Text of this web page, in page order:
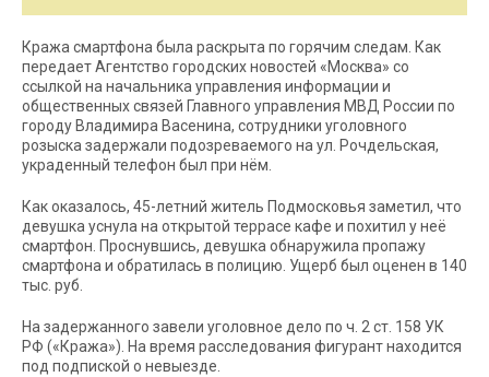
Кража смартфона была раскрыта по горячим следам. Как
передает Агентство городских новостей «Москва» со
ссылкой на начальника управления информации и
общественных связей Главного управления МВД России по
городу Владимира Васенина, сотрудники уголовного
розыска задержали подозреваемого на ул. Рочдельская,
украденный телефон был при нём.
Как оказалось, 45-летний житель Подмосковья заметил, что
девушка уснула на открытой террасе кафе и похитил у неё
смартфон. Проснувшись, девушка обнаружила пропажу
смартфона и обратилась в полицию. Ущерб был оценен в 140
тыс. руб.
На задержанного завели уголовное дело по ч. 2 ст. 158 УК
РФ («Кража»). На время расследования фигурант находится
под подпиской о невыезде.